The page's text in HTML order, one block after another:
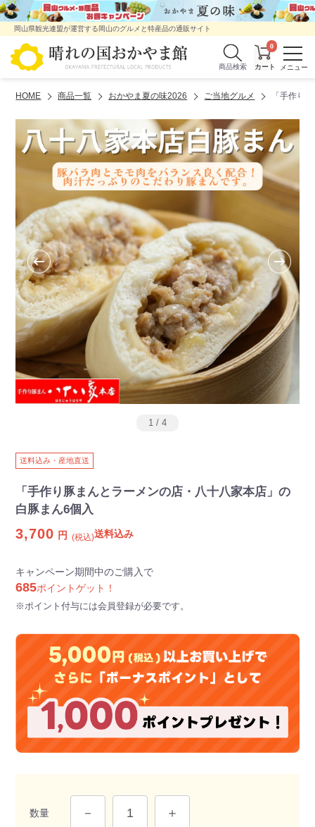
岡山県観光連盟が運営する岡山のグルメと特産品の通販サイト
商品検索
0
HOME 商品一覧 おかやま夏の味2026 ご当地グルメ 「手作り
1 / 4
送料込み・産地直送
「手作り豚まんとラーメンの店・八十八家本店」の
白豚まん6個入
3,700 円 (税込)送料込み
キャンペーン期間中のご購入で
685ポイントゲット！
※ポイント付与には会員登録が必要です。
数量